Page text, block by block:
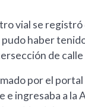
vial se
haber
de
por el
ingresaba a la